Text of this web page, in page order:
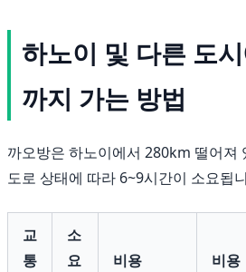
하노이 및 다른 도
까지 가는 방법
까오방은 하노이에서 280km 떨어져
도로 상태에 따라 6~9시간이 소요됩
교
통
소
요
비용
비용